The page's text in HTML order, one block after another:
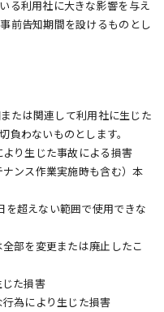
る利用社に大きな影響を与え
前告知期間を設けるものとし
たは関連して利用社に生じた
負わないものとします。
り生じた事故による損害
ンス作業実施時も含む）本
超えない範囲で使用できな
部を変更または廃止したこ
た損害
為により生じた損害